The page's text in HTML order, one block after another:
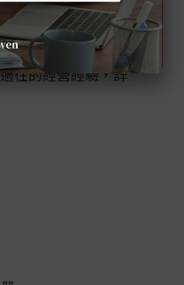
從頭規劃，運用IG
未來斜槓事業的發
細節，應用哪些技
往的經營經驗，詳